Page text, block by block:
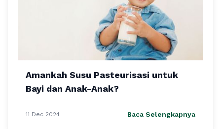
Amankah Susu Pasteurisasi untuk
Bayi dan Anak-Anak?
11 Dec 2024 Baca Selengkapnya